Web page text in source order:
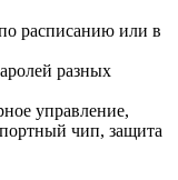
расписанию или в
разных
управление,
чип, защита